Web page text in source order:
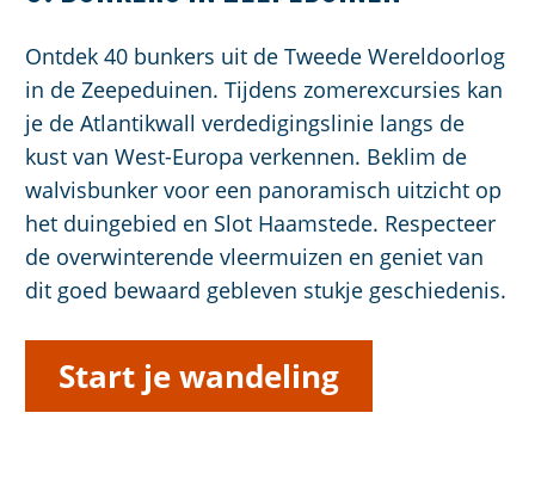
Ontdek 40 bunkers uit de Tweede Wereldoorlog
in de Zeepeduinen. Tijdens zomerexcursies kan
je de Atlantikwall verdedigingslinie langs de
kust van West-Europa verkennen. Beklim de
walvisbunker voor een panoramisch uitzicht op
het duingebied en Slot Haamstede. Respecteer
de overwinterende vleermuizen en geniet van
dit goed bewaard gebleven stukje geschiedenis.
Start je wandeling